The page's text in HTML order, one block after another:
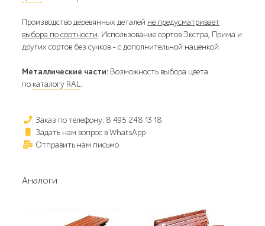
Производство деревянных деталей не предусматривает
выбора по сортности. Использование сортов Экстра, Прима и
других сортов без сучков - с дополнительной наценкой.
Металлические части: Возможность выбора цвета
по каталогу RAL.
Заказ по телефону: 8 495 248 13 18
Задать нам вопрос в WhatsApp
Отправить нам письмо
Аналоги